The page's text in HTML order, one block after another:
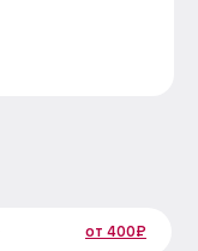
от 400₽